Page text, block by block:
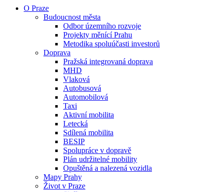
O Praze
Budoucnost města
Odbor územního rozvoje
Projekty měnící Prahu
Metodika spoluúčasti investorů
Doprava
Pražská integrovaná doprava
MHD
Vlaková
Autobusová
Automobilová
Taxi
Aktivní mobilita
Letecká
Sdílená mobilita
BESIP
Spolupráce v dopravě
Plán udržitelné mobility
Opuštěná a nalezená vozidla
Mapy Prahy
Život v Praze